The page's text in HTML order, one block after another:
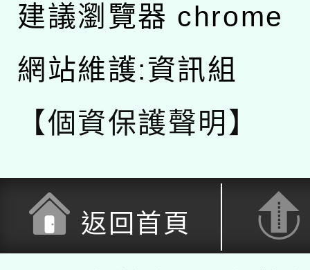
建議瀏覽器 chrome
網站維護:資訊組
【個資保護聲明】
返回首頁